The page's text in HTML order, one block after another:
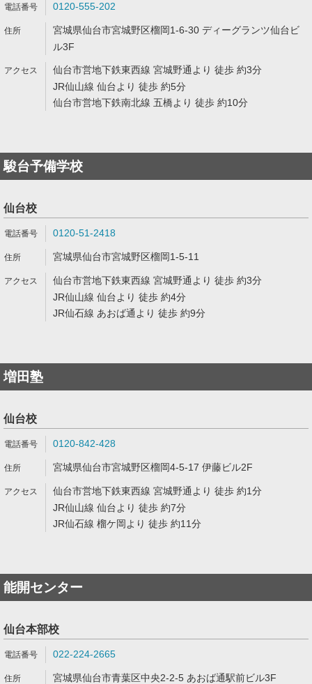
0120-555-202
宮城県仙台市宮城野区榴岡1-6-30 ディーグランツ仙台ビ
ル3F
仙台市営地下鉄東西線 宮城野通より 徒歩 約3分
JR仙山線 仙台より 徒歩 約5分
仙台市営地下鉄南北線 五橋より 徒歩 約10分
駿台予備学校
仙台校
0120-51-2418
宮城県仙台市宮城野区榴岡1-5-11
仙台市営地下鉄東西線 宮城野通より 徒歩 約3分
JR仙山線 仙台より 徒歩 約4分
JR仙石線 あおば通より 徒歩 約9分
増田塾
仙台校
0120-842-428
宮城県仙台市宮城野区榴岡4-5-17 伊藤ビル2F
仙台市営地下鉄東西線 宮城野通より 徒歩 約1分
JR仙山線 仙台より 徒歩 約7分
JR仙石線 榴ケ岡より 徒歩 約11分
能開センター
仙台本部校
022-224-2665
宮城県仙台市青葉区中央2-2-5 あおば通駅前ビル3F